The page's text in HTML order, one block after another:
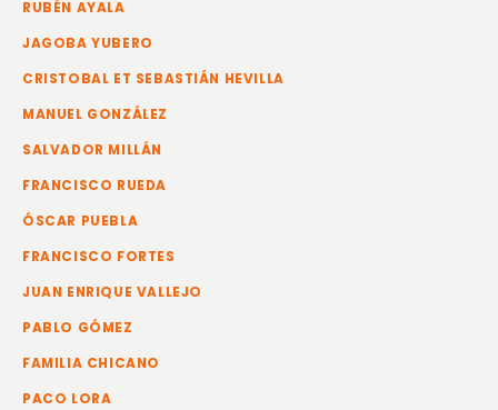
RUBÉN AYALA
JAGOBA YUBERO
CRISTOBAL ET SEBASTIÁN HEVILLA
MANUEL GONZÁLEZ
SALVADOR MILLÁN
FRANCISCO RUEDA
ÓSCAR PUEBLA
FRANCISCO FORTES
JUAN ENRIQUE VALLEJO
PABLO GÓMEZ
FAMILIA CHICANO
PACO LORA